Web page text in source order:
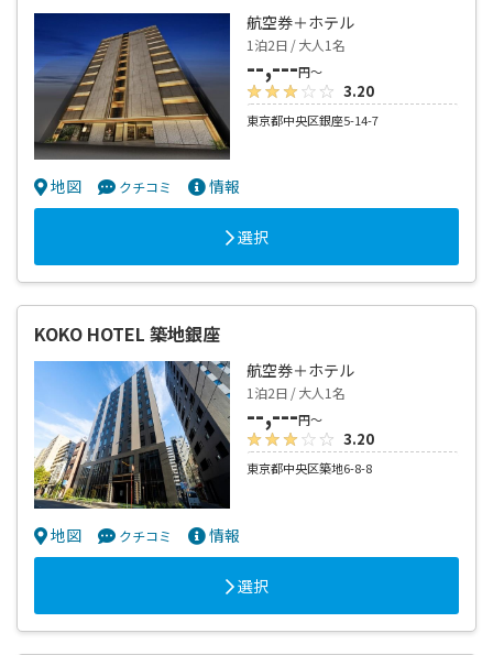
航空券＋ホテル
1泊2日 / 大人1名
--,---円～
3.20
東京都中央区銀座5-14-7
地図 クチコミ 情報
選択
KOKO HOTEL 築地銀座
航空券＋ホテル
1泊2日 / 大人1名
--,---円～
3.20
東京都中央区築地6-8-8
地図 クチコミ 情報
選択